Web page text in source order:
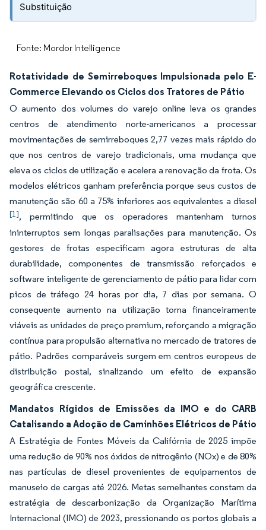
Substituição
Fonte: Mordor Intelligence
Rotatividade de Semirreboques Impulsionada pelo E-
Commerce Elevando os Ciclos dos Tratores de Pátio
O aumento dos volumes do varejo online leva os grandes
centros de atendimento norte-americanos a processar
movimentações de semirreboques 2,77 vezes mais rápido do
que nos centros de varejo tradicionais, uma mudança que
eleva os ciclos de utilização e acelera a renovação da frota. Os
modelos elétricos ganham preferência porque seus custos de
manutenção são 60 a 75% inferiores aos equivalentes a diesel
[1], permitindo que os operadores mantenham turnos
ininterruptos sem longas paralisações para manutenção. Os
gestores de frotas especificam agora estruturas de alta
durabilidade, componentes de transmissão reforçados e
software inteligente de gerenciamento de pátio para lidar com
picos de tráfego 24 horas por dia, 7 dias por semana. O
consequente aumento na utilização torna financeiramente
viáveis as unidades de preço premium, reforçando a migração
contínua para propulsão alternativa no mercado de tratores de
pátio. Padrões comparáveis surgem em centros europeus de
distribuição postal, sinalizando um efeito de expansão
geográfica crescente.
Mandatos Rígidos de Emissões da IMO e do CARB
Catalisando a Adoção de Caminhões Elétricos de Pátio
A Estratégia de Fontes Móveis da Califórnia de 2025 impõe
uma redução de 90% nos óxidos de nitrogênio (NOx) e de 80%
nas partículas de diesel provenientes de equipamentos de
manuseio de cargas até 2026. Metas semelhantes constam da
estratégia de descarbonização da Organização Marítima
Internacional (IMO) de 2023, pressionando os portos globais a